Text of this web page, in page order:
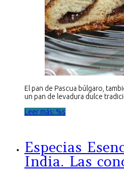
El pan de Pascua búlgaro,
un pan de levadura dulce
Leer más: %s
Especias
India. Las